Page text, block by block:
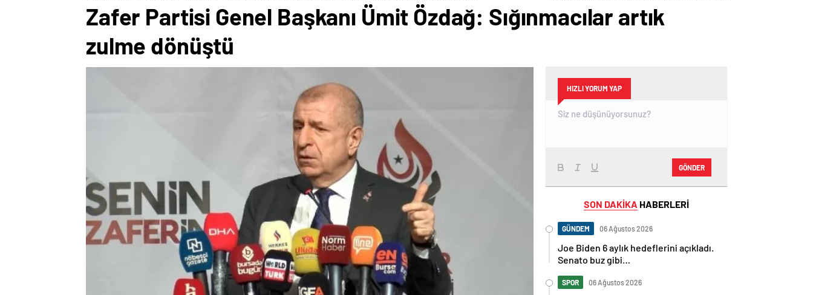
Zafer Partisi Genel Başkanı Ümit Özdağ: Sığınmacılar artık
zulme dönüştü
HIZLI YORUM YAP
GÖNDER
SON DAKİKA HABERLERİ
GÜNDEM 06 Ağustos 2026
Joe Biden 6 aylık hedeflerini açıkladı.
Senato buz gibi…
SPOR 06 Ağustos 2026